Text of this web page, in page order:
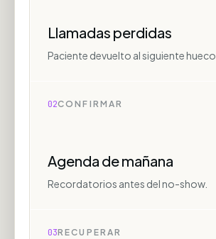
Llamadas perdidas
Paciente devuelto al siguiente hueco.
02CONFIRMAR
Agenda de mañana
Recordatorios antes del no-show.
03RECUPERAR